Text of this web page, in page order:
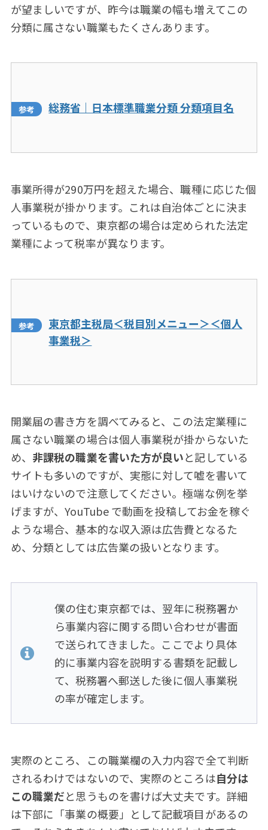
が望ましいですが、昨今は職業の幅も増えてこの
分類に属さない職業もたくさんあります。
総務省｜日本標準職業分類 分類項目名
事業所得が290万円を超えた場合、職種に応じた個
人事業税が掛かります。これは自治体ごとに決ま
っているもので、東京都の場合は定められた法定
業種によって税率が異なります。
東京都主税局＜税目別メニュー＞＜個人
事業税＞
開業届の書き方を調べてみると、この法定業種に
属さない職業の場合は個人事業税が掛からないた
め、 非課税の職業を書いた方が良いと記している
サイトも多いのですが、実態に対して嘘を書いて
はいけないので注意してください。極端な例を挙
げますが、YouTube で動画を投稿してお金を稼ぐ
ような場合、基本的な収入源は広告費となるた
め、分類としては広告業の扱いとなります。
僕の住む東京都では、翌年に税務署か
ら事業内容に関する問い合わせが書面
で送られてきました。ここでより具体
的に事業内容を説明する書類を記載し
て、税務署へ郵送した後に個人事業税
の率が確定します。
実際のところ、この職業欄の入力内容で全て判断
されるわけではないので、実際のところは自分は
この職業だと思うものを書けば大丈夫です。詳細
は下部に「事業の概要」として記載項目があるの